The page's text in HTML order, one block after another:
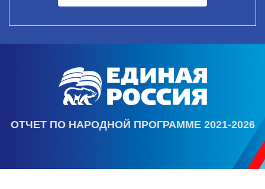
ОТЧЕТ ПО НАРОДНОЙ ПРОГРАММЕ 2021-2026